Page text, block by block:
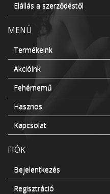
Elállás a szerződéstől
MENÜ
Termékeink
Akcióink
Fehérnemű
Hasznos
Kapcsolat
FIÓK
Bejelentkezés
Regisztráció